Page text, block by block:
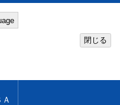
閉じる